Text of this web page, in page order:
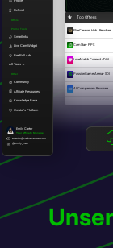
Referral
Offers
Promo Tools
Smartlinks
Live Cam Widget
Pre-Roll Ads
All Tools →
Other
Community
Affiliate Resources
Knowledge Base
Creator's Platform
Emily Carter
Your Affiliate Manager
ecarter@crakrevenue.com
@emily_crak
Top Offers
EliteCreators Hub - Revshare
CamStar - PPS
LoveMatch Connect - DOI
PassionGame Arena - SOI
AI Companion - Revshare